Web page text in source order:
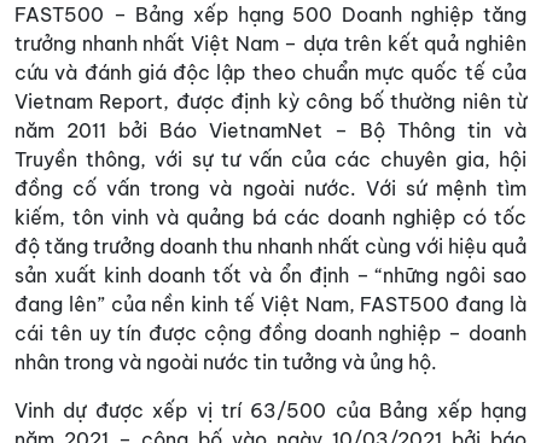
FAST500 – Bảng xếp hạng 500 Doanh nghiệp tăng
trưởng nhanh nhất Việt Nam – dựa trên kết quả nghiên
cứu và đánh giá độc lập theo chuẩn mực quốc tế của
Vietnam Report, được định kỳ công bố thường niên từ
năm 2011 bởi Báo VietnamNet – Bộ Thông tin và
Truyền thông, với sự tư vấn của các chuyên gia, hội
đồng cố vấn trong và ngoài nước. Với sứ mệnh tìm
kiếm, tôn vinh và quảng bá các doanh nghiệp có tốc
độ tăng trưởng doanh thu nhanh nhất cùng với hiệu quả
sản xuất kinh doanh tốt và ổn định – “những ngôi sao
đang lên” của nền kinh tế Việt Nam, FAST500 đang là
cái tên uy tín được cộng đồng doanh nghiệp – doanh
nhân trong và ngoài nước tin tưởng và ủng hộ.
Vinh dự được xếp vị trí 63/500 của Bảng xếp hạng